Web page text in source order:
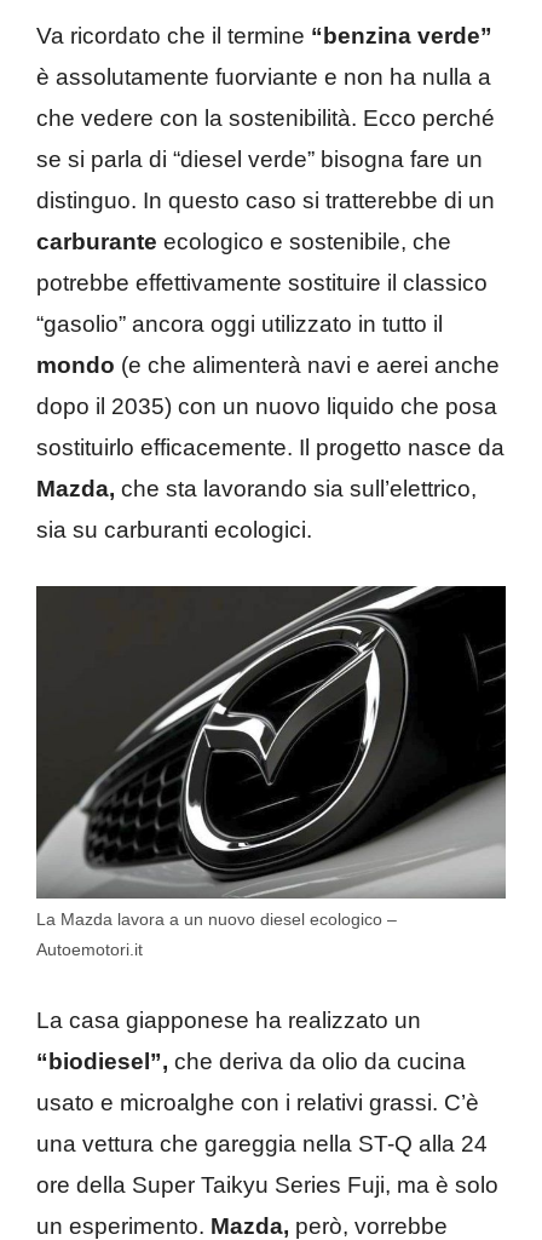
Va ricordato che il termine “benzina verde”
è assolutamente fuorviante e non ha nulla a
che vedere con la sostenibilità. Ecco perché
se si parla di “diesel verde” bisogna fare un
distinguo. In questo caso si tratterebbe di un
carburante ecologico e sostenibile, che
potrebbe effettivamente sostituire il classico
“gasolio” ancora oggi utilizzato in tutto il
mondo (e che alimenterà navi e aerei anche
dopo il 2035) con un nuovo liquido che posa
sostituirlo efficacemente. Il progetto nasce da
Mazda, che sta lavorando sia sull’elettrico,
sia su carburanti ecologici.
La Mazda lavora a un nuovo diesel ecologico –
Autoemotori.it
La casa giapponese ha realizzato un
“biodiesel”, che deriva da olio da cucina
usato e microalghe con i relativi grassi. C’è
una vettura che gareggia nella ST-Q alla 24
ore della Super Taikyu Series Fuji, ma è solo
un esperimento. Mazda, però, vorrebbe